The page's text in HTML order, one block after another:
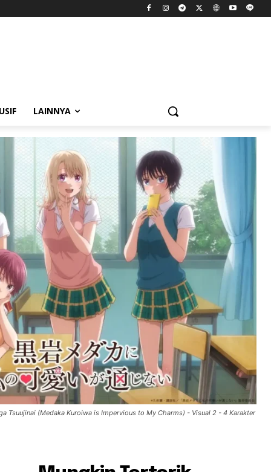
LAINNYA
Tsuujinai (Medaka Kuroiwa is Impervious to My Charms) - Visual 2 - 4 Karakter